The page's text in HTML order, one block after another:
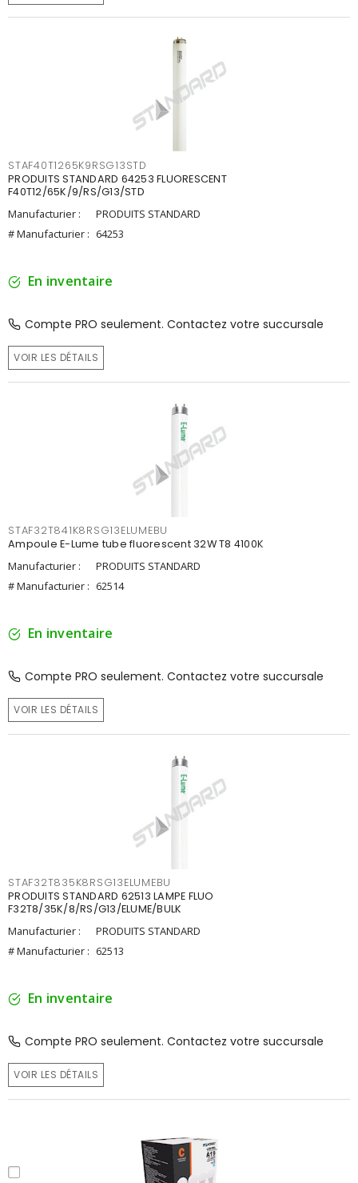
STAF40T1265K9RSG13STD
PRODUITS STANDARD 64253 FLUORESCENT
F40T12/65K/9/RS/G13/STD
Manufacturier :
PRODUITS STANDARD
# Manufacturier : 64253
En inventaire
Compte PRO seulement. Contactez votre succursale
VOIR LES DÉTAILS
STAF32T841K8RSG13ELUMEBU
Ampoule E-Lume tube fluorescent 32W T8 4100K
Manufacturier :
PRODUITS STANDARD
# Manufacturier : 62514
En inventaire
Compte PRO seulement. Contactez votre succursale
VOIR LES DÉTAILS
STAF32T835K8RSG13ELUMEBU
PRODUITS STANDARD 62513 LAMPE FLUO
F32T8/35K/8/RS/G13/ELUME/BULK
Manufacturier :
PRODUITS STANDARD
# Manufacturier : 62513
En inventaire
Compte PRO seulement. Contactez votre succursale
VOIR LES DÉTAILS